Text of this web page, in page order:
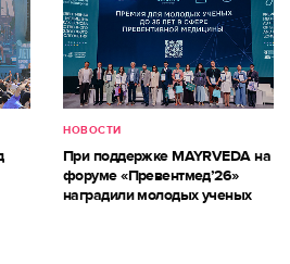
НОВОСТИ
При поддержке MAYRVEDA на
форуме «Превентмед’26»
наградили молодых ученых